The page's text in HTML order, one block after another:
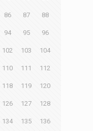
86 87 88
94 95 96
102 103 104
110 111 112
118 119 120
126 127 128
134 135 136